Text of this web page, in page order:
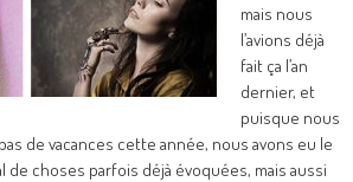
mais nous
l’avions déjà
fait ça l’an
dernier, et
puisque nous
de vacances cette année, nous avons eu le
de choses parfois déjà évoquées, mais aussi